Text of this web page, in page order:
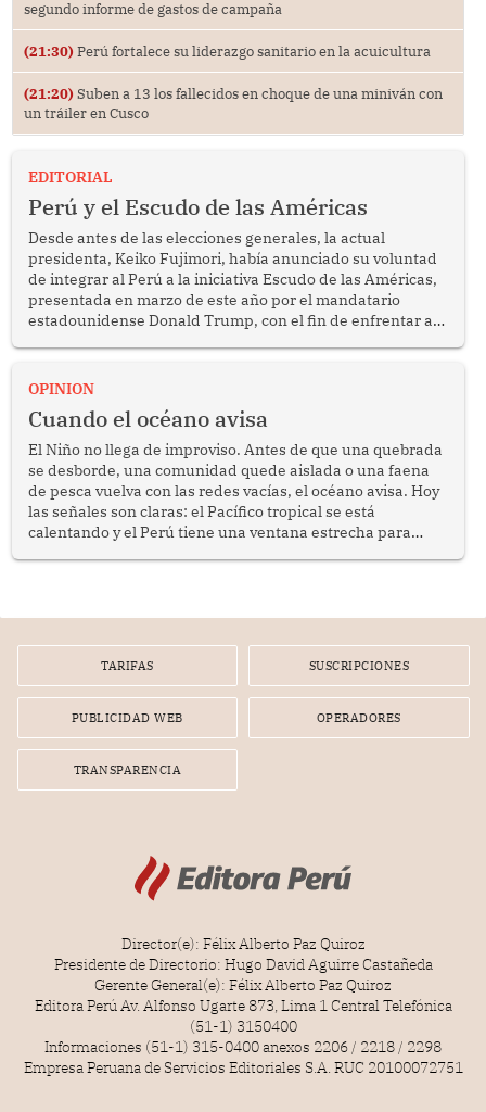
segundo informe de gastos de campaña
(21:30) Perú fortalece su liderazgo sanitario en la acuicultura
(21:20) Suben a 13 los fallecidos en choque de una miniván con
un tráiler en Cusco
EDITORIAL
Perú y el Escudo de las Américas
Desde antes de las elecciones generales, la actual
presidenta, Keiko Fujimori, había anunciado su voluntad
de integrar al Perú a la iniciativa Escudo de las Américas,
presentada en marzo de este año por el mandatario
estadounidense Donald Trump, con el fin de enfrentar al
OPINION
Cuando el océano avisa
El Niño no llega de improviso. Antes de que una quebrada
se desborde, una comunidad quede aislada o una faena
de pesca vuelva con las redes vacías, el océano avisa. Hoy
las señales son claras: el Pacífico tropical se está
calentando y el Perú tiene una ventana estrecha para
TARIFAS SUSCRIPCIONES
PUBLICIDAD WEB OPERADORES
TRANSPARENCIA
Director(e): Félix Alberto Paz Quiroz
Presidente de Directorio: Hugo David Aguirre Castañeda
Gerente General(e): Félix Alberto Paz Quiroz
Editora Perú Av. Alfonso Ugarte 873, Lima 1 Central Telefónica
(51-1) 3150400
Informaciones (51-1) 315-0400 anexos 2206 / 2218 / 2298
Empresa Peruana de Servicios Editoriales S.A. RUC 20100072751